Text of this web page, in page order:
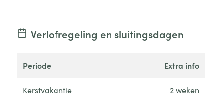
Verlofregeling en sluitingsdagen
periode extra info
Kerstvakantie 2 weken